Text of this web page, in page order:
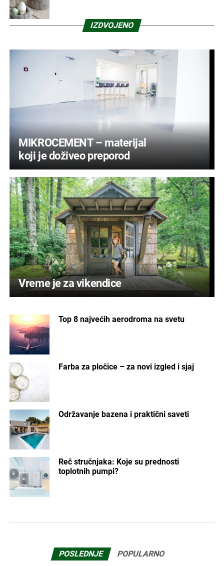
IZDVOJENO
MIKROCEMENT – materijal
koji je doživeo preporod
Vreme je za vikendice
Top 8 najvećih aerodroma na svetu
Farba za pločice – za novi izgled i sjaj
Održavanje bazena i praktični saveti
Reč stručnjaka: Koje su prednosti
toplotnih pumpi?
POSLEDNJE POPULARNO